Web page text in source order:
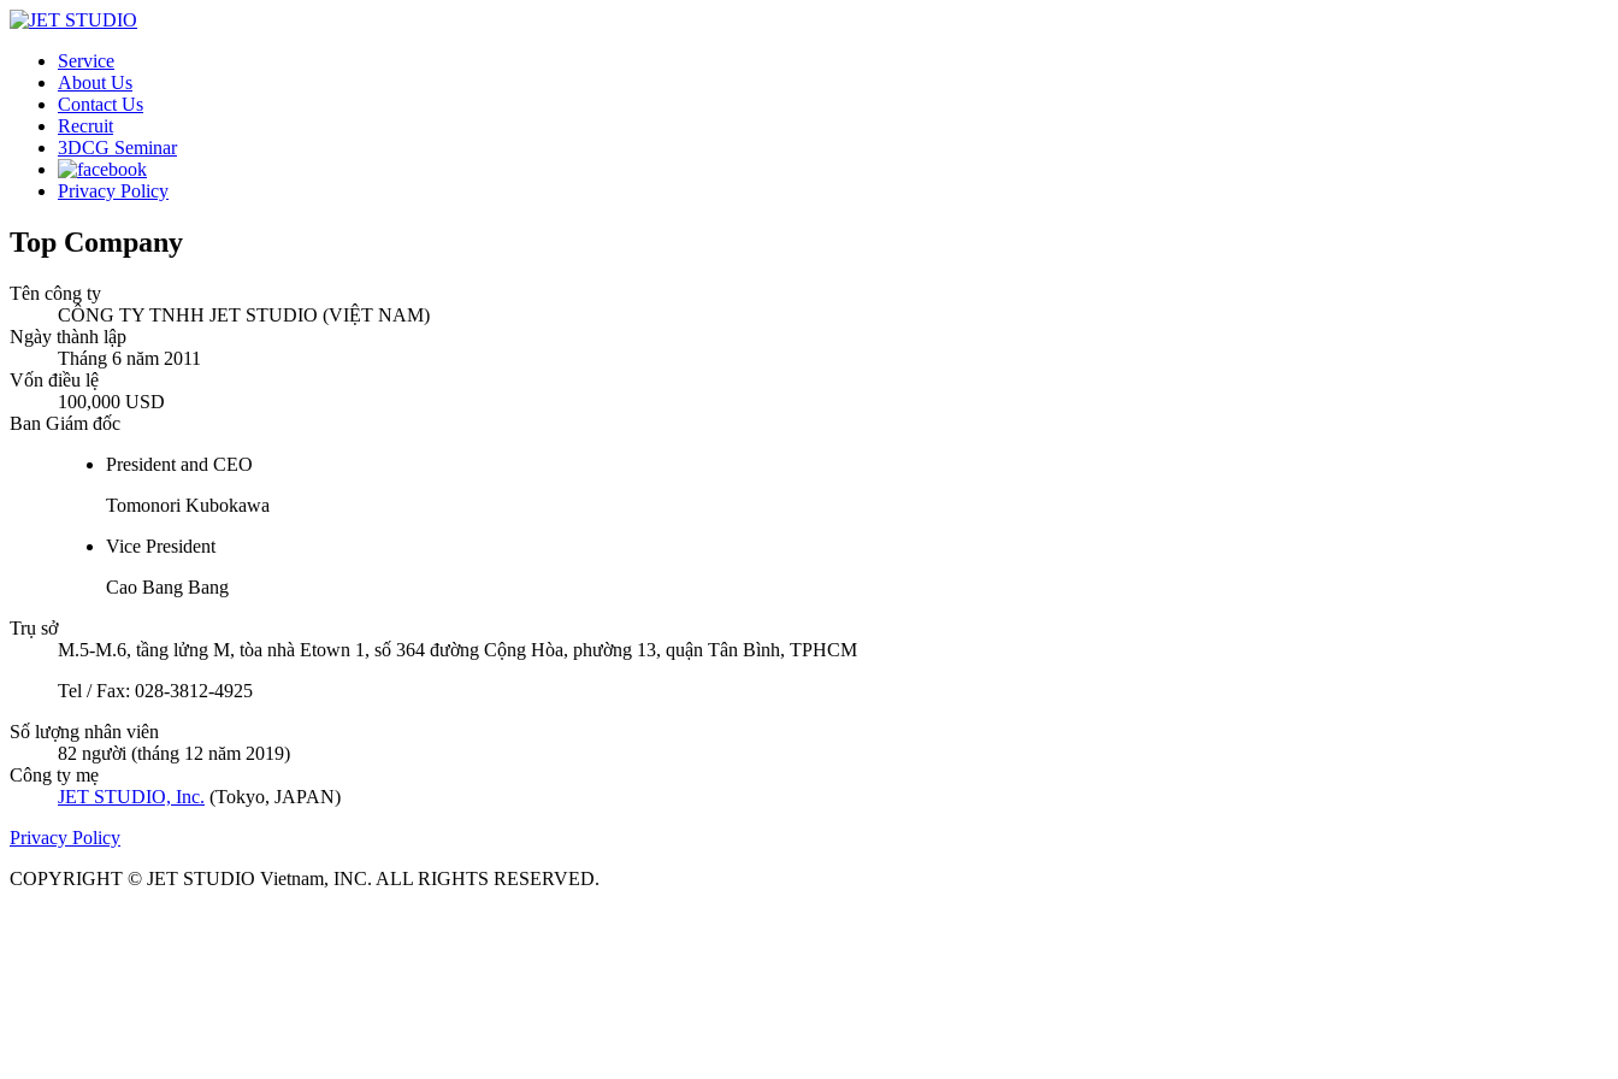
Service
About Us
Contact Us
Recruit
3DCG Seminar
Privacy Policy
Top Company
Tên công ty
CÔNG TY TNHH JET STUDIO (VIỆT NAM)
Ngày thành lập
Tháng 6 năm 2011
Vốn điều lệ
100,000 USD
Ban Giám đốc
President and CEO
Tomonori Kubokawa
Vice President
Cao Bang Bang
Trụ sở
M.5-M.6, tầng lửng M, tòa nhà Etown 1, số 364 đường Cộng Hòa, phường 13, quận Tân Bình, TPHCM
Tel / Fax: 028-3812-4925
Số lượng nhân viên
82 người (tháng 12 năm 2019)
Công ty mẹ
JET STUDIO, Inc. (Tokyo, JAPAN)
Privacy Policy
COPYRIGHT © JET STUDIO Vietnam, INC. ALL RIGHTS RESERVED.